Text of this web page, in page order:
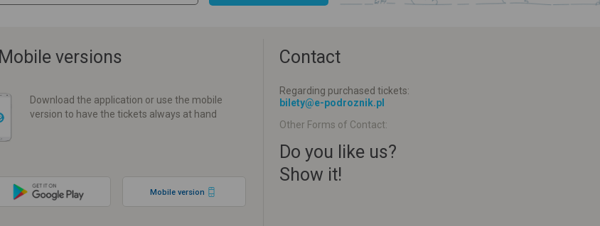
Mobile versions
Download the application or use the mobile
version to have the tickets always at hand
Mobile version
Contact
Regarding purchased tickets:
bilety@e-podroznik.pl
Other Forms of Contact:
Do you like us?
Show it!